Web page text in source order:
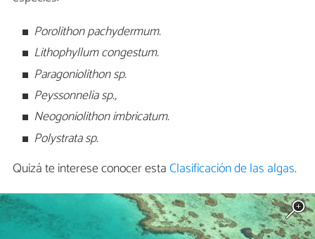
Porolithon pachydermum.
Lithophyllum congestum.
Paragoniolithon sp.
Peyssonnelia sp.,
Neogoniolithon imbricatum.
Polystrata sp.
Quizá te interese conocer estaClasificación de las algas.